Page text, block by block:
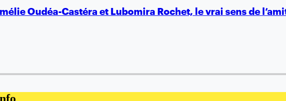
Oudéa-Castéra et Lubomira Rochet, le vrai sens de